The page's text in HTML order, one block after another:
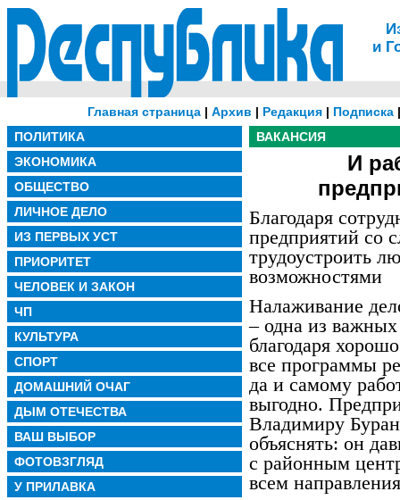
и
Главная страница | Архив | Редакция | Подписка
ПОЛИТИКА
ЭКОНОМИКА
ОБЩЕСТВО
ЛИЧНОЕ ДЕЛО
ИЗ ПЕРВЫХ УСТ
ПРИОРИТЕТ
ЧЕЛОВЕК И ЗАКОН
ЧП
КУЛЬТУРА
СПОРТ
ДОМАШНИЙ ОЧАГ
ДЫМ ОТЕЧЕСТВА
ВАШ ВЫБОР
ФОТОВЗГЛЯД
У ПРИЛАВКА
ВАКАНСИЯ
И
Благодаря
предприятий со
трудоустроить
возможностями
Налаживание
– одна из важных
благодаря
все программы
да и самому
выгодно.
Владимиру
объяснять: он
с районным
всем